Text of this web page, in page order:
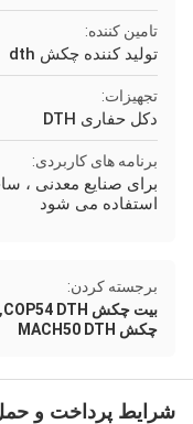
تامین کننده:
تولید کننده چکش dth
تجهیزات:
دکل حفاری DTH
برنامه های کاربردی:
برای صنایع معدنی ،
استفاده می شود
برجسته کردن:
بیت چکش COP54 DTH
,
چکش MACH50 DTH
شرایط پرداخت و